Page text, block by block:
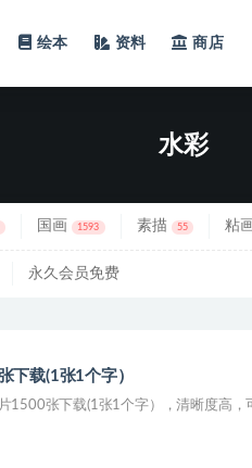
绘本 资料 商店
水彩
国画 1593 素描 55 粘
永久会员免费
下载(1张1个字）
1500张下载(1张1个字），清晰度高，